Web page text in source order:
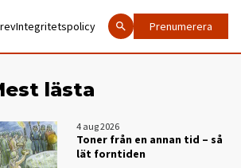
Integritetspolicy Prenumerera
lästa
4 aug 2026
Toner från en annan tid – så
lät forntiden